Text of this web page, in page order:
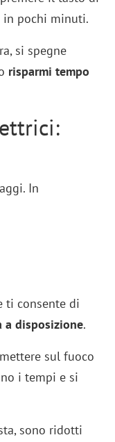
in pochi minuti.
si spegne
risparmi tempo
In
ti consente di
a disposizione.
sul fuoco
i tempi e si
sono ridotti